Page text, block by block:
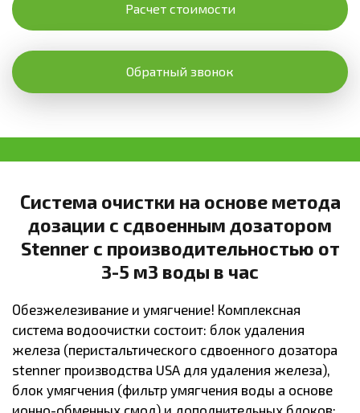
Расчет стоимости
Обратный звонок
Система очистки на основе метода
дозации с сдвоенным дозатором
Stenner с производительностью от
3-5 м3 воды в час
Обезжелезивание и умягчение! Комплексная
система водоочистки состоит: блок удаления
железа (перистальтического сдвоенного дозатора
stenner производства USA для удаления железа),
блок умягчения (фильтр умягчения воды а основе
ионно-обменных смол) и дополнительных блоков: